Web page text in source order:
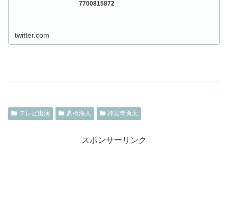
7700815872
twitter.com
テレビ出演 髙橋海人 神宮寺勇太
スポンサーリンク